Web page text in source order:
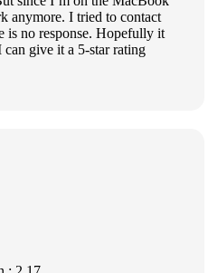
anymore. I tried to contact
is no response. Hopefully it
give it a 5-star rating